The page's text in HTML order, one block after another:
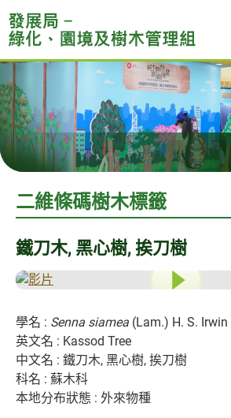
至
內
容
內
的
開
始
二維條碼樹木標籤
鐵刀木, 黑心樹, 挨刀樹
學名 : Senna siamea (Lam.) H. S.
英文名 : Kassod Tree
中文名 : 鐵刀木, 黑心樹, 挨刀樹
科名 : 蘇木科
本地分布狀態 : 外來物種